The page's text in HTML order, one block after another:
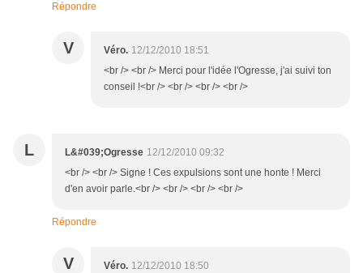
Répondre
V Véro. 12/12/2010 18:51
<br /> <br /> Merci pour l'idée l'Ogresse, j'ai suivi ton
conseil !<br /> <br /> <br /> <br />
L L&#039;Ogresse 12/12/2010 09:32
<br /> <br /> Signe ! Ces expulsions sont une honte ! Merci
d'en avoir parle.<br /> <br /> <br /> <br />
Répondre
V Véro. 12/12/2010 18:50